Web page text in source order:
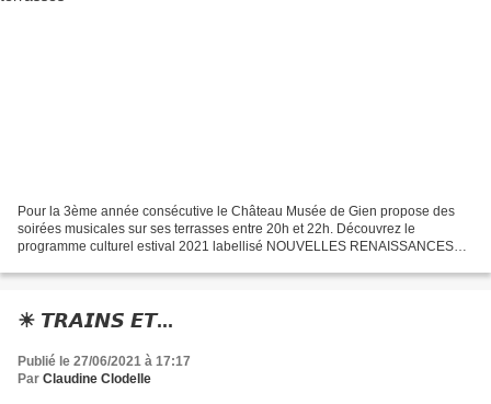
Pour la 3ème année consécutive le Château Musée de Gien propose des
soirées musicales sur ses terrasses entre 20h et 22h. Découvrez le
programme culturel estival 2021 labellisé NOUVELLES RENAISSANCES
☀ 𝙏𝙍𝘼𝙄𝙉𝙎 𝙀𝙏...
Publié le 27/06/2021 à 17:17
Par Claudine Clodelle